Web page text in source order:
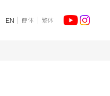
EN 簡体 繁体